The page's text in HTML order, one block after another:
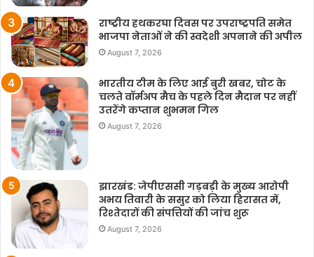
राष्ट्रीय हथकरघा दिवस पर उपराष्ट्रपति समेत
भाजपा नेताओं ने की स्वदेशी अपनाने की अपील
August 7, 2026
भारतीय टीम के लिए आई बुरी खबर, चोट के
चलते वॉर्मअप मैच के पहले दिन मैदान पर नहीं
उतरेंगे कप्तान शुभमन गिल
August 7, 2026
झारखंड: जेपीएससी गड़बड़ी के मुख्य आरोपी
अभय तिवारी के ससुर को लिया हिरासत में,
रिश्तेदारों की संपत्तियों की जांच शुरू
August 7, 2026